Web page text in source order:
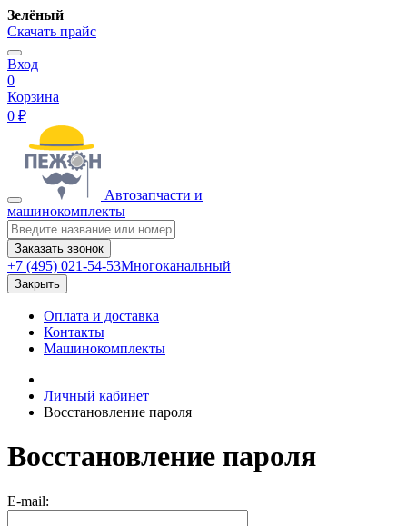
Зелёный
Скачать прайс
Вход
0
Корзина
0 ₽
Автозапчасти и
машинокомплекты
Заказать звонок
+7 (495) 021-54-53Многоканальный
Закрыть
Оплата и доставка
Контакты
Машинокомплекты
Личный кабинет
Восстановление пароля
Восстановление пароля
E-mail: